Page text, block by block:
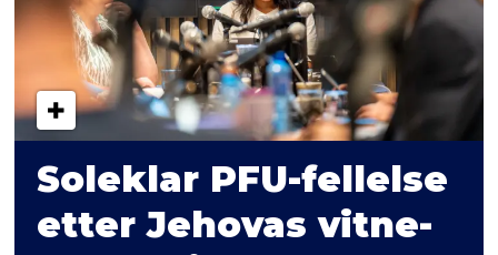
Soleklar PFU-fellelse
etter Jehovas vitne-